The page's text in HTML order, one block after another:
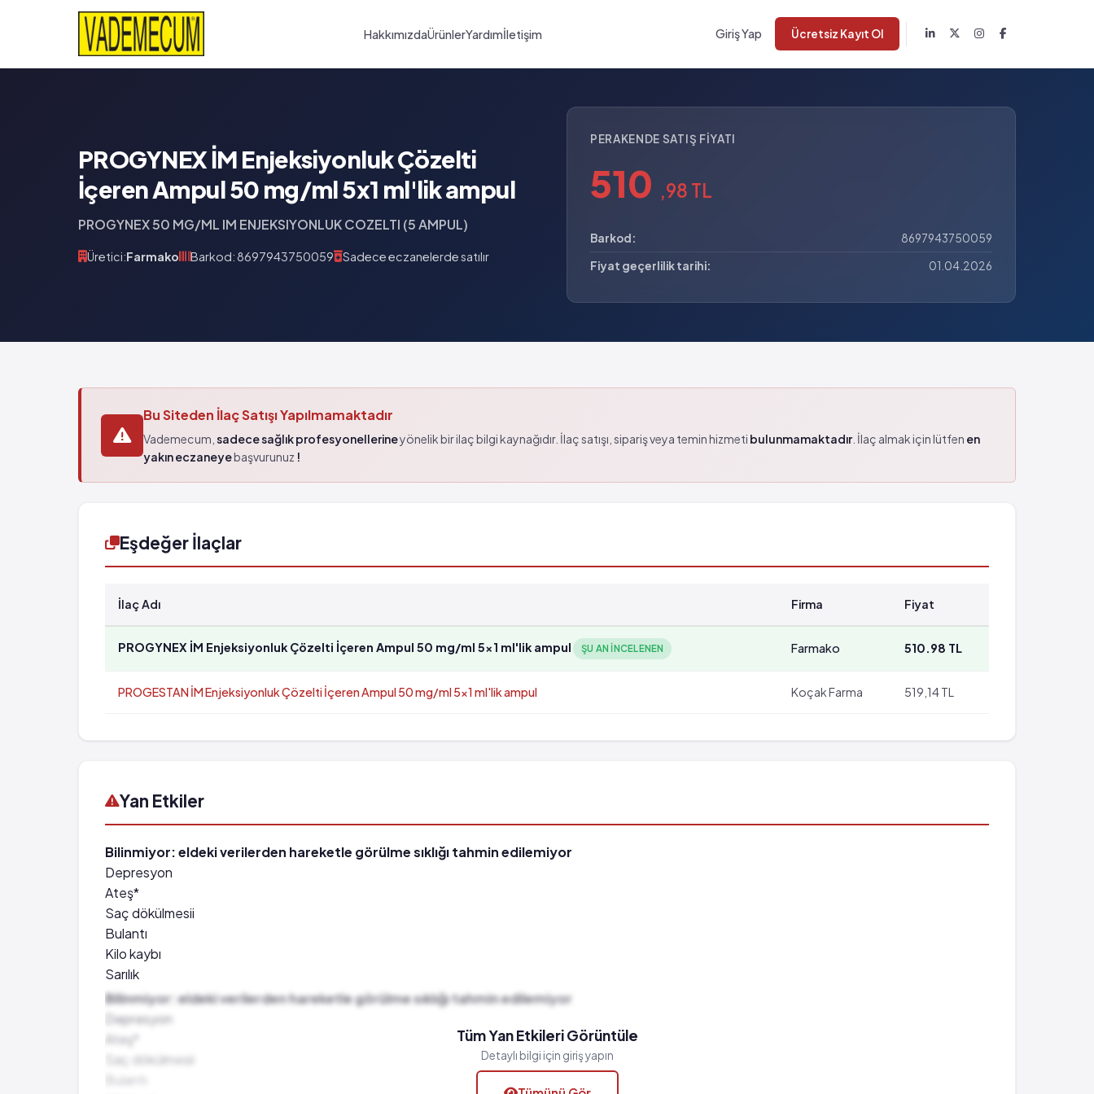
HakkımızdaÜrünlerYardımİletişim Giriş Yap Ücretsiz Kayıt Ol
PROGYNEX İM Enjeksiyonluk Çözelti
İçeren Ampul 50 mg/ml 5x1 ml'lik ampul
PROGYNEX 50 MG/ML IM ENJEKSIYONLUK COZELTI (5 AMPUL)
Üretici:Farmako Barkod: 8697943750059 Sadece eczanelerde satılır
PERAKENDE SATIŞ FIYATI
510 ,98 TL
Barkod:
8697943750059
Fiyat geçerlilik tarihi:
01.04.2026
Bu Siteden İlaç Satışı Yapılmamaktadır
Vademecum, sadece sağlık profesyonellerineyönelik bir ilaç bilgi kaynağıdır. İlaç satışı, sipariş veya temin hizmeti bulunmamaktadır. İlaç almak için lütfen en
yakın eczaneyebaşvurunuz !
Eşdeğer İlaçlar
İlaç Adı Firma Fiyat
PROGYNEX İM Enjeksiyonluk Çözelti İçeren Ampul 50 mg/ml 5x1 ml'lik ampul ŞU AN INCELENEN Farmako 510.98 TL
PROGESTAN İM Enjeksiyonluk Çözelti İçeren Ampul 50 mg/ml 5x1 ml'lik ampul Koçak Farma 519,14 TL
Yan Etkiler
Bilinmiyor: eldeki verilerden hareketle görülme sıklığı tahmin edilemiyor
Depresyon
Ateş*
Saç dökülmesii
Bulantı
Kilo kaybı
Sarılık
Akne
Uyku bozukluğu
Görme sorunları
Kilo alma
Vajinal salgıda değişiklikler
Bilinmiyor: eldeki verilerden hareketle görülme sıklığı tahmin edilemiyor
Depresyon
Ateş*
Saç dökülmesii
Bulantı
Tüm Yan Etkileri Görüntüle
Detaylı bilgi için giriş yapın